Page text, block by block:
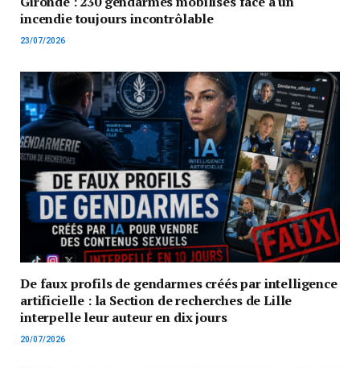
incendie toujours incontrôlable
23/07/2026
De faux profils de gendarmes créés par intelligence
artificielle : la Section de recherches de Lille
interpelle leur auteur en dix jours
20/07/2026